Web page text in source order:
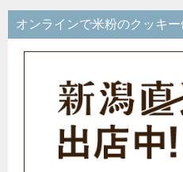
オンラインで米粉のクッキ